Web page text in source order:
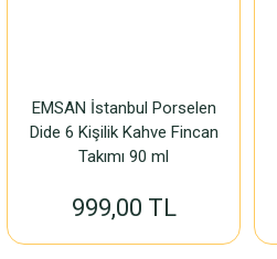
EMSAN İstanbul Porselen
Dide 6 Kişilik Kahve Fincan
Takımı 90 ml
999,00 TL